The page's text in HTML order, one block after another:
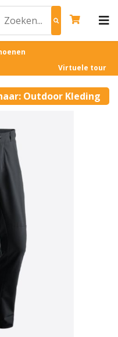
Virtuele tour
Outdoor Kleding